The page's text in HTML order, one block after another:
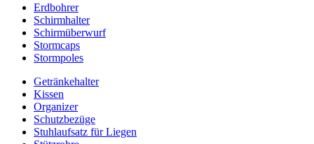
Erdbohrer
Schirmhalter
Schirmüberwurf
Stormcaps
Stormpoles
Getränkehalter
Kissen
Organizer
Schutzbezüge
Stuhlaufsatz für Liegen